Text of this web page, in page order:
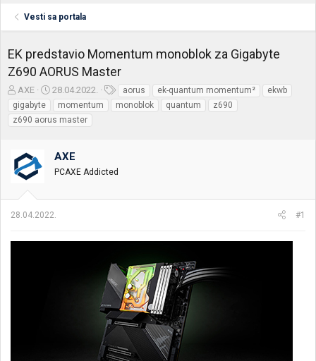
Vesti sa portala
EK predstavio Momentum monoblok za Gigabyte
Z690 AORUS Master
Z
a
č
e
n
i
k
m
AXE
D
a
t
u
p
k
t
n
28.04.2022.
z
n
aorus ek-quantum momentum²
ekwb
gigabyte
momentum monoblok quantum
z690
z690 aorus master
AXE
PCAXE Addicted
28.04.2022. #1